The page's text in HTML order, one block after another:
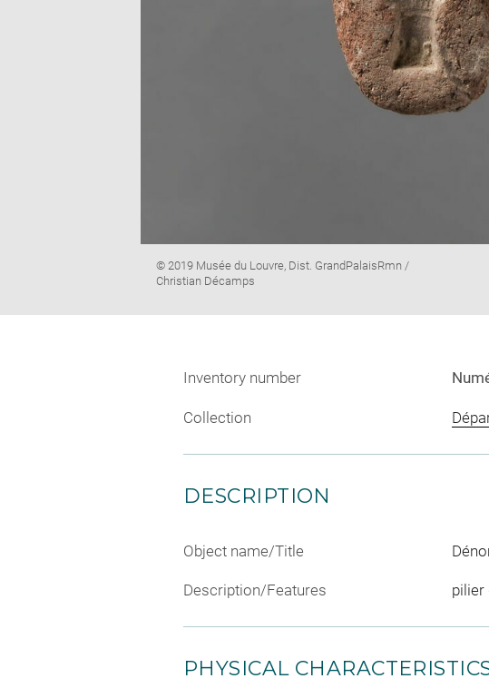
Image
caption:
© 2019 Musée du Louvre, Dist. GrandPalaisRmn /
Christian Décamps
Inventory number
Collection
DESCRIPTION
Object name/Title
Description/Features pilier
PHYSICAL